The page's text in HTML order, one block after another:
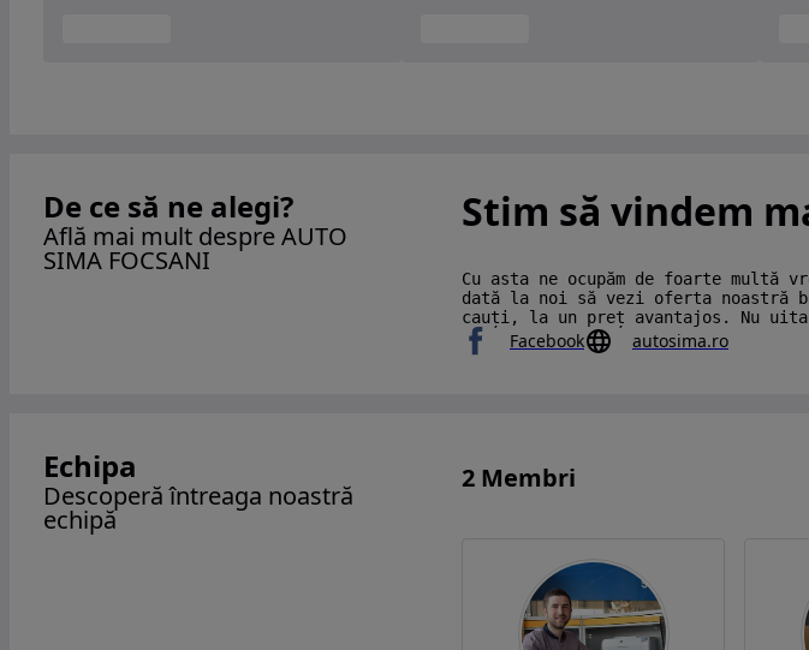
De ce să ne alegi?
Află mai mult despre AUTO
SIMA FOCSANI
Stim să vindem
Cu asta ne ocupăm de foarte multă
dată la noi să vezi oferta noastră
cauți, la un preț avantajos. Nu
Facebook autosima.ro
Echipa
Descoperă întreaga noastră
echipă
2 Membri